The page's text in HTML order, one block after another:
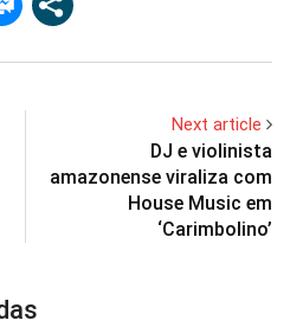
Next article
DJ e violinista
amazonense viraliza com
House Music em
‘Carimbolino’